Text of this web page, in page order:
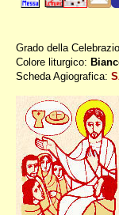
Grado della
Colore liturgico:
Scheda Agiografica: